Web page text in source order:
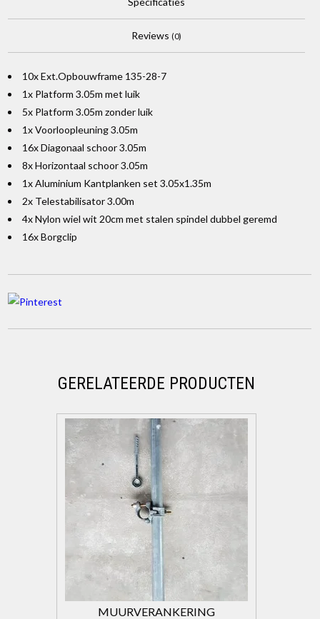
Reviews (0)
10x Ext.Opbouwframe 135-28-7
1x Platform 3.05m met luik
5x Platform 3.05m zonder luik
1x Voorloopleuning 3.05m
16x Diagonaal schoor 3.05m
8x Horizontaal schoor 3.05m
1x Aluminium Kantplanken set 3.05x1.35m
2x Telestabilisator 3.00m
4x Nylon wiel wit 20cm met stalen spindel dubbel geremd
16x Borgclip
GERELATEERDE PRODUCTEN
MUURVERANKERING